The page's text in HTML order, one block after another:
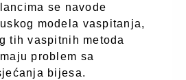
se navode
modela vaspitanja,
tih vaspitnih metoda
problem sa
bijesa.